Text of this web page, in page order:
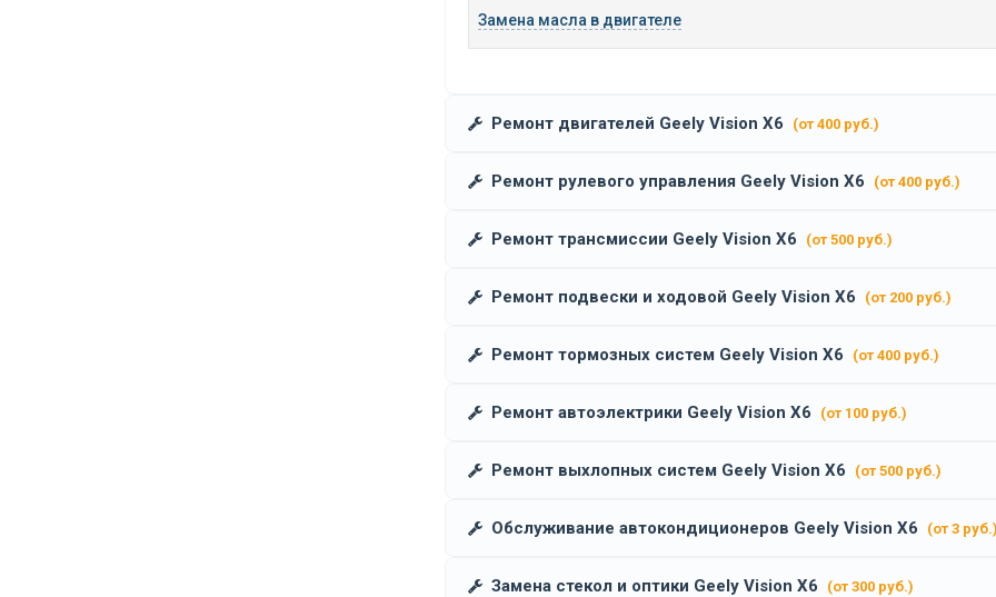
Замена масла в двигателе
Ремонт двигателей Geely Vision X6 (от 400 руб.)
Ремонт рулевого управления Geely Vision X6 (от 400 руб.)
Ремонт трансмиссии Geely Vision X6 (от 500 руб.)
Ремонт подвески и ходовой Geely Vision X6 (от 200 руб.)
Ремонт тормозных систем Geely Vision X6 (от 400 руб.)
Ремонт автоэлектрики Geely Vision X6 (от 100 руб.)
Ремонт выхлопных систем Geely Vision X6 (от 500 руб.)
Обслуживание автокондиционеров Geely Vision X6 (от 3
Замена стекол и оптики Geely Vision X6 (от 300 руб.)